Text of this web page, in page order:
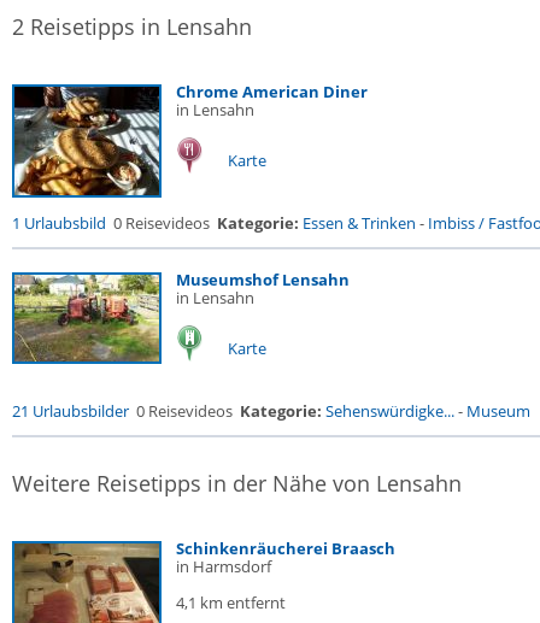
2 Reisetipps in Lensahn
Chrome American Diner
in Lensahn
Karte
1 Urlaubsbild 0 Reisevideos Kategorie: Essen & Trinken - Imbiss /
Museumshof Lensahn
in Lensahn
Karte
21 Urlaubsbilder 0 Reisevideos Kategorie: Sehenswürdigke...- Museum
Weitere Reisetipps in der Nähe von Lensahn
Schinkenräucherei Braasch
in Harmsdorf
4,1 km entfernt